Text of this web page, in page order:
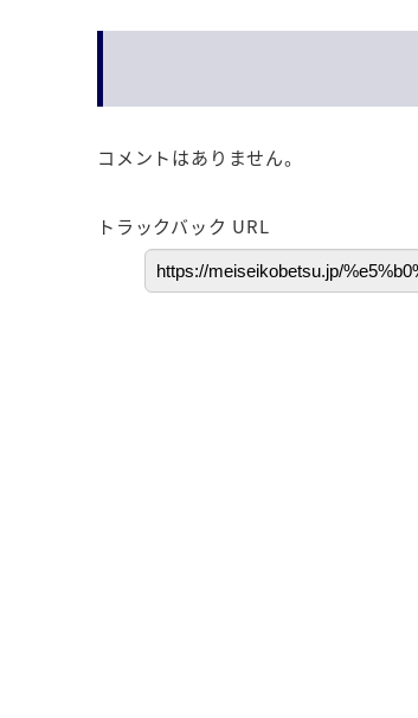
コメントはありません。
トラックバック URL